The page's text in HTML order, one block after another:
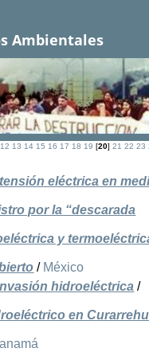
Ambientales
12 13 14 15 16 17 18 19 [20] 21 22 23
eléctrica en
por la “descarada
y
/ México
hidroeléctrica /
en